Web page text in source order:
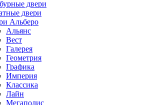
двери
двери
Альберо
Альянс
Вест
Галерея
Геометрия
Графика
Империя
Классика
Лайн
Мегаполис